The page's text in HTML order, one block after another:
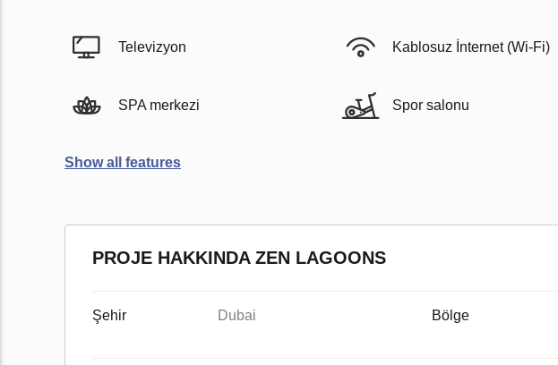
Televizyon Kablosuz İnternet (Wi-Fi)
SPA merkezi Spor salonu
Show all features
PROJE HAKKINDA ZEN LAGOONS
Şehir Dubai Bölge